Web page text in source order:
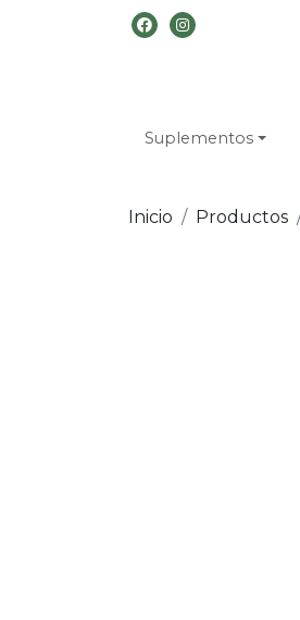
Suplementos
Inicio Productos